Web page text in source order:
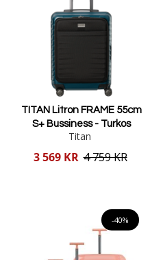
TITAN Litron FRAME 55cm
S+ Bussiness - Turkos
Titan
Reducerat
3 569 KR 4 759 KR
-40%